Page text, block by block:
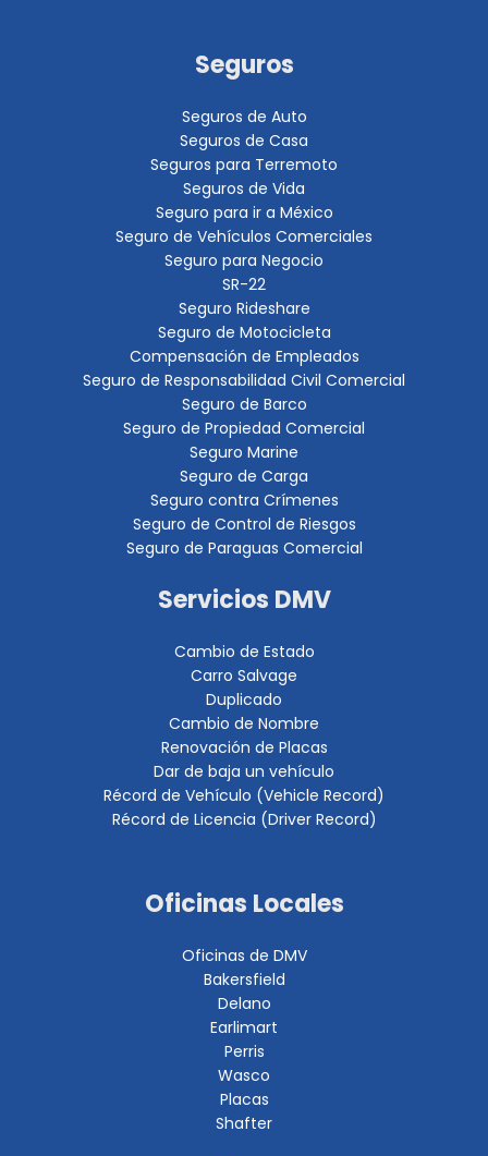
Seguros
Seguros de Auto
Seguros de Casa
Seguros para Terremoto
Seguros de Vida
Seguro para ir a México
Seguro de Vehículos Comerciales
Seguro para Negocio
SR-22
Seguro Rideshare
Seguro de Motocicleta
Compensación de Empleados
Seguro de Responsabilidad Civil Comercial
Seguro de Barco
Seguro de Propiedad Comercial
Seguro Marine
Seguro de Carga
Seguro contra Crímenes
Seguro de Control de Riesgos
Seguro de Paraguas Comercial
Servicios DMV
Cambio de Estado
Carro Salvage
Duplicado
Cambio de Nombre
Renovación de Placas
Dar de baja un vehículo
Récord de Vehículo (Vehicle Record)
Récord de Licencia (Driver Record)
Oficinas Locales
Oficinas de DMV
Bakersfield
Delano
Earlimart
Perris
Wasco
Placas
Shafter